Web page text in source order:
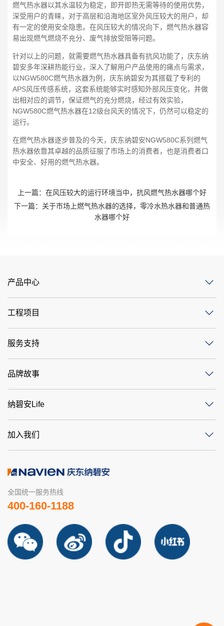
燃气热水器以其水温较为稳定，即开即热无需等待的使用优势，
深受用户的青睐，对于高层和沿海地区室外风压较大的用户，却
有一定的使用安全隐患。在风压较大的情况向下，燃气热水器容
易出现燃气燃烧不充分、废气排放受阻等问题。
针对以上的问题，就需要燃气热水器具备有抗风功能了，庆东纳
碧安多年深耕热能行业，深入了解用户产品使用的痛点与需求，
以NGW580C燃气热水器为例，庆东纳碧安为其搭载了专利的
APS风压传感系统，这套系统能够实时感知外部风压变化，并做
出相对应的调节，保证燃气的充分燃烧，经过有效实验，
NGW580C燃气热水器在12级台风天的情况下，仍然可以稳定的
运行。
在燃气热水器逐步普及的今天，庆东纳碧安NGW580C系列燃气
热水器依靠其卓越的品质征服了市场上的消费者，也是消费者口
中安全、好用的燃气热水器。
上一篇： 在风压较大的运行环境当中，抗风燃气热水器哪个好
下一篇： 关于市场上燃气热水器的选择，零冷水热水器和普通热
水器哪个好
产品中心
工程项目
服务支持
品牌故事
纳碧安Life
加入我们
全国统一服务热线
400-160-1188